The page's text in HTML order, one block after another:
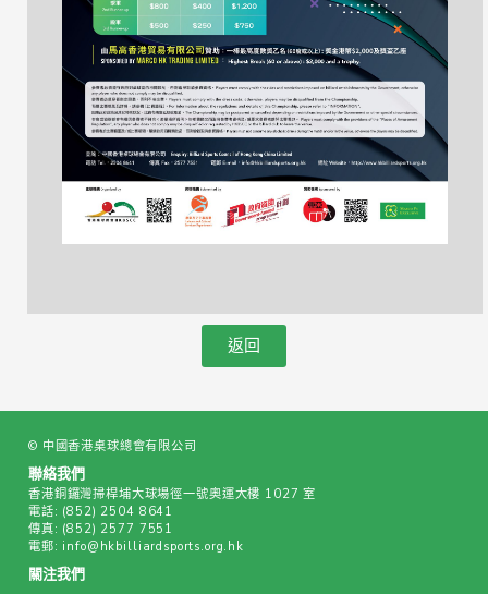
返回
© 中國香港桌球總會有限公司
聯絡我們
香港銅鑼灣掃桿埔大球場徑一號奧運大樓 1027 室
電話: (852) 2504 8641
傳真: (852) 2577 7551
電郵: info@hkbilliardsports.org.hk
關注我們